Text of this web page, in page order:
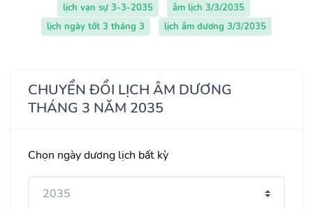
lịch vạn sự 3-3-2035
âm lịch 3/3/2035
lịch ngày tốt 3 tháng 3
lịch âm dương 3/3/2035
CHUYỂN ĐỔI LỊCH ÂM DƯƠNG
THÁNG 3 NĂM 2035
Chọn ngày dương lịch bất kỳ